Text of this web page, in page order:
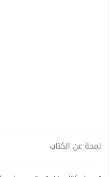
لمحة عن الكتاب